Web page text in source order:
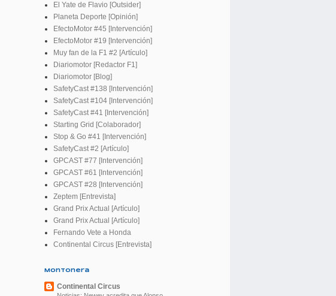
El Yate de Flavio [Outsider]
Planeta Deporte [Opinión]
EfectoMotor #45 [Intervención]
EfectoMotor #19 [Intervención]
Muy fan de la F1 #2 [Artículo]
Diariomotor [Redactor F1]
Diariomotor [Blog]
SafetyCast #138 [Intervención]
SafetyCast #104 [Intervención]
SafetyCast #41 [Intervención]
Starting Grid [Colaborador]
Stop & Go #41 [Intervención]
SafetyCast #2 [Artículo]
GPCAST #77 [Intervención]
GPCAST #61 [Intervención]
GPCAST #28 [Intervención]
Zeptem [Entrevista]
Grand Prix Actual [Artículo]
Grand Prix Actual [Artículo]
Fernando Vete a Honda
Continental Circus [Entrevista]
Montonera
Continental Circus